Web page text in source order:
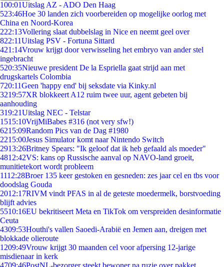
100:01Uitslag AZ - ADO Den Haag
523:46Hoe 30 landen zich voorbereiden op mogelijke oorlog met
China en Noord-Korea
222:13Vollering slaat dubbelslag in Nice en neemt geel over
822:11Uitslag PSV - Fortuna Sittard
421:14Vrouw krijgt door verwisseling het embryo van ander stel
ingebracht
520:35Nieuwe president De la Espriella gaat strijd aan met
drugskartels Colombia
720:11Geen 'happy end' bij seksdate via Kinky.nl
3219:57XR blokkeert A12 ruim twee uur, agent gebeten bij
aanhouding
319:21Uitslag NEC - Telstar
1515:10VrijMiBabes #316 (not very sfw!)
6215:09Random Pics van de Dag #1980
2215:00Jesus Simulator komt naar Nintendo Switch
2913:26Britney Spears: "Ik geloof dat ik heb gefaald als moeder"
4812:42VS: kans op Russische aanval op NAVO-land groeit,
munitietekort wordt probleem
1112:28Broer 135 keer gestoken en gesneden: zes jaar cel en tbs voor
doodslag Gouda
2012:17RIVM vindt PFAS in al de geteste moedermelk, borstvoeding
blijft advies
5510:16EU bekritiseert Meta en TikTok om verspreiden desinformatie
Ceuta
4309:53Houthi's vallen Saoedi-Arabië en Jemen aan, dreigen met
blokkade olieroute
1209:49Vrouw krijgt 30 maanden cel voor afpersing 12-jarige
misdienaar in kerk
4709:46PostNL-bezorger steekt bewoner na ruzie over pakket